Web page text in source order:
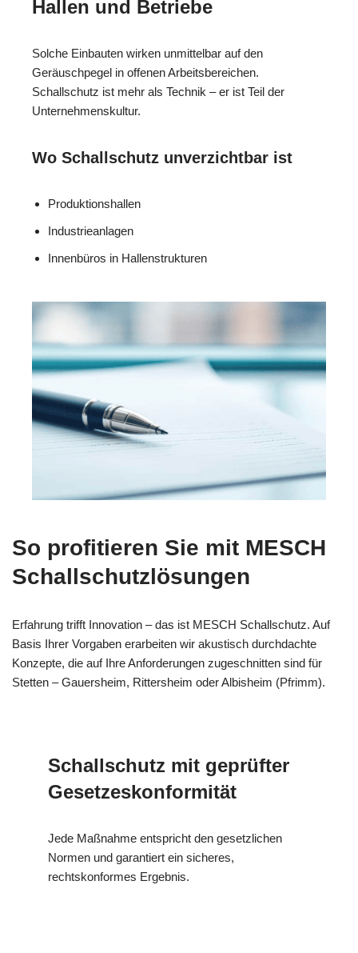
Hallen und Betriebe
Solche Einbauten wirken unmittelbar auf den
Geräuschpegel in offenen Arbeitsbereichen.
Schallschutz ist mehr als Technik – er ist Teil der
Unternehmenskultur.
Wo Schallschutz unverzichtbar ist
Produktionshallen
Industrieanlagen
Innenbüros in Hallenstrukturen
So profitieren Sie mit MESCH
Schallschutzlösungen
Erfahrung trifft Innovation – das ist MESCH Schallschutz. Auf
Basis Ihrer Vorgaben erarbeiten wir akustisch durchdachte
Konzepte, die auf Ihre Anforderungen zugeschnitten sind für
Stetten – Gauersheim, Rittersheim oder Albisheim (Pfrimm).
Schallschutz mit geprüfter
Gesetzeskonformität
Jede Maßnahme entspricht den gesetzlichen
Normen und garantiert ein sicheres,
rechtskonformes Ergebnis.